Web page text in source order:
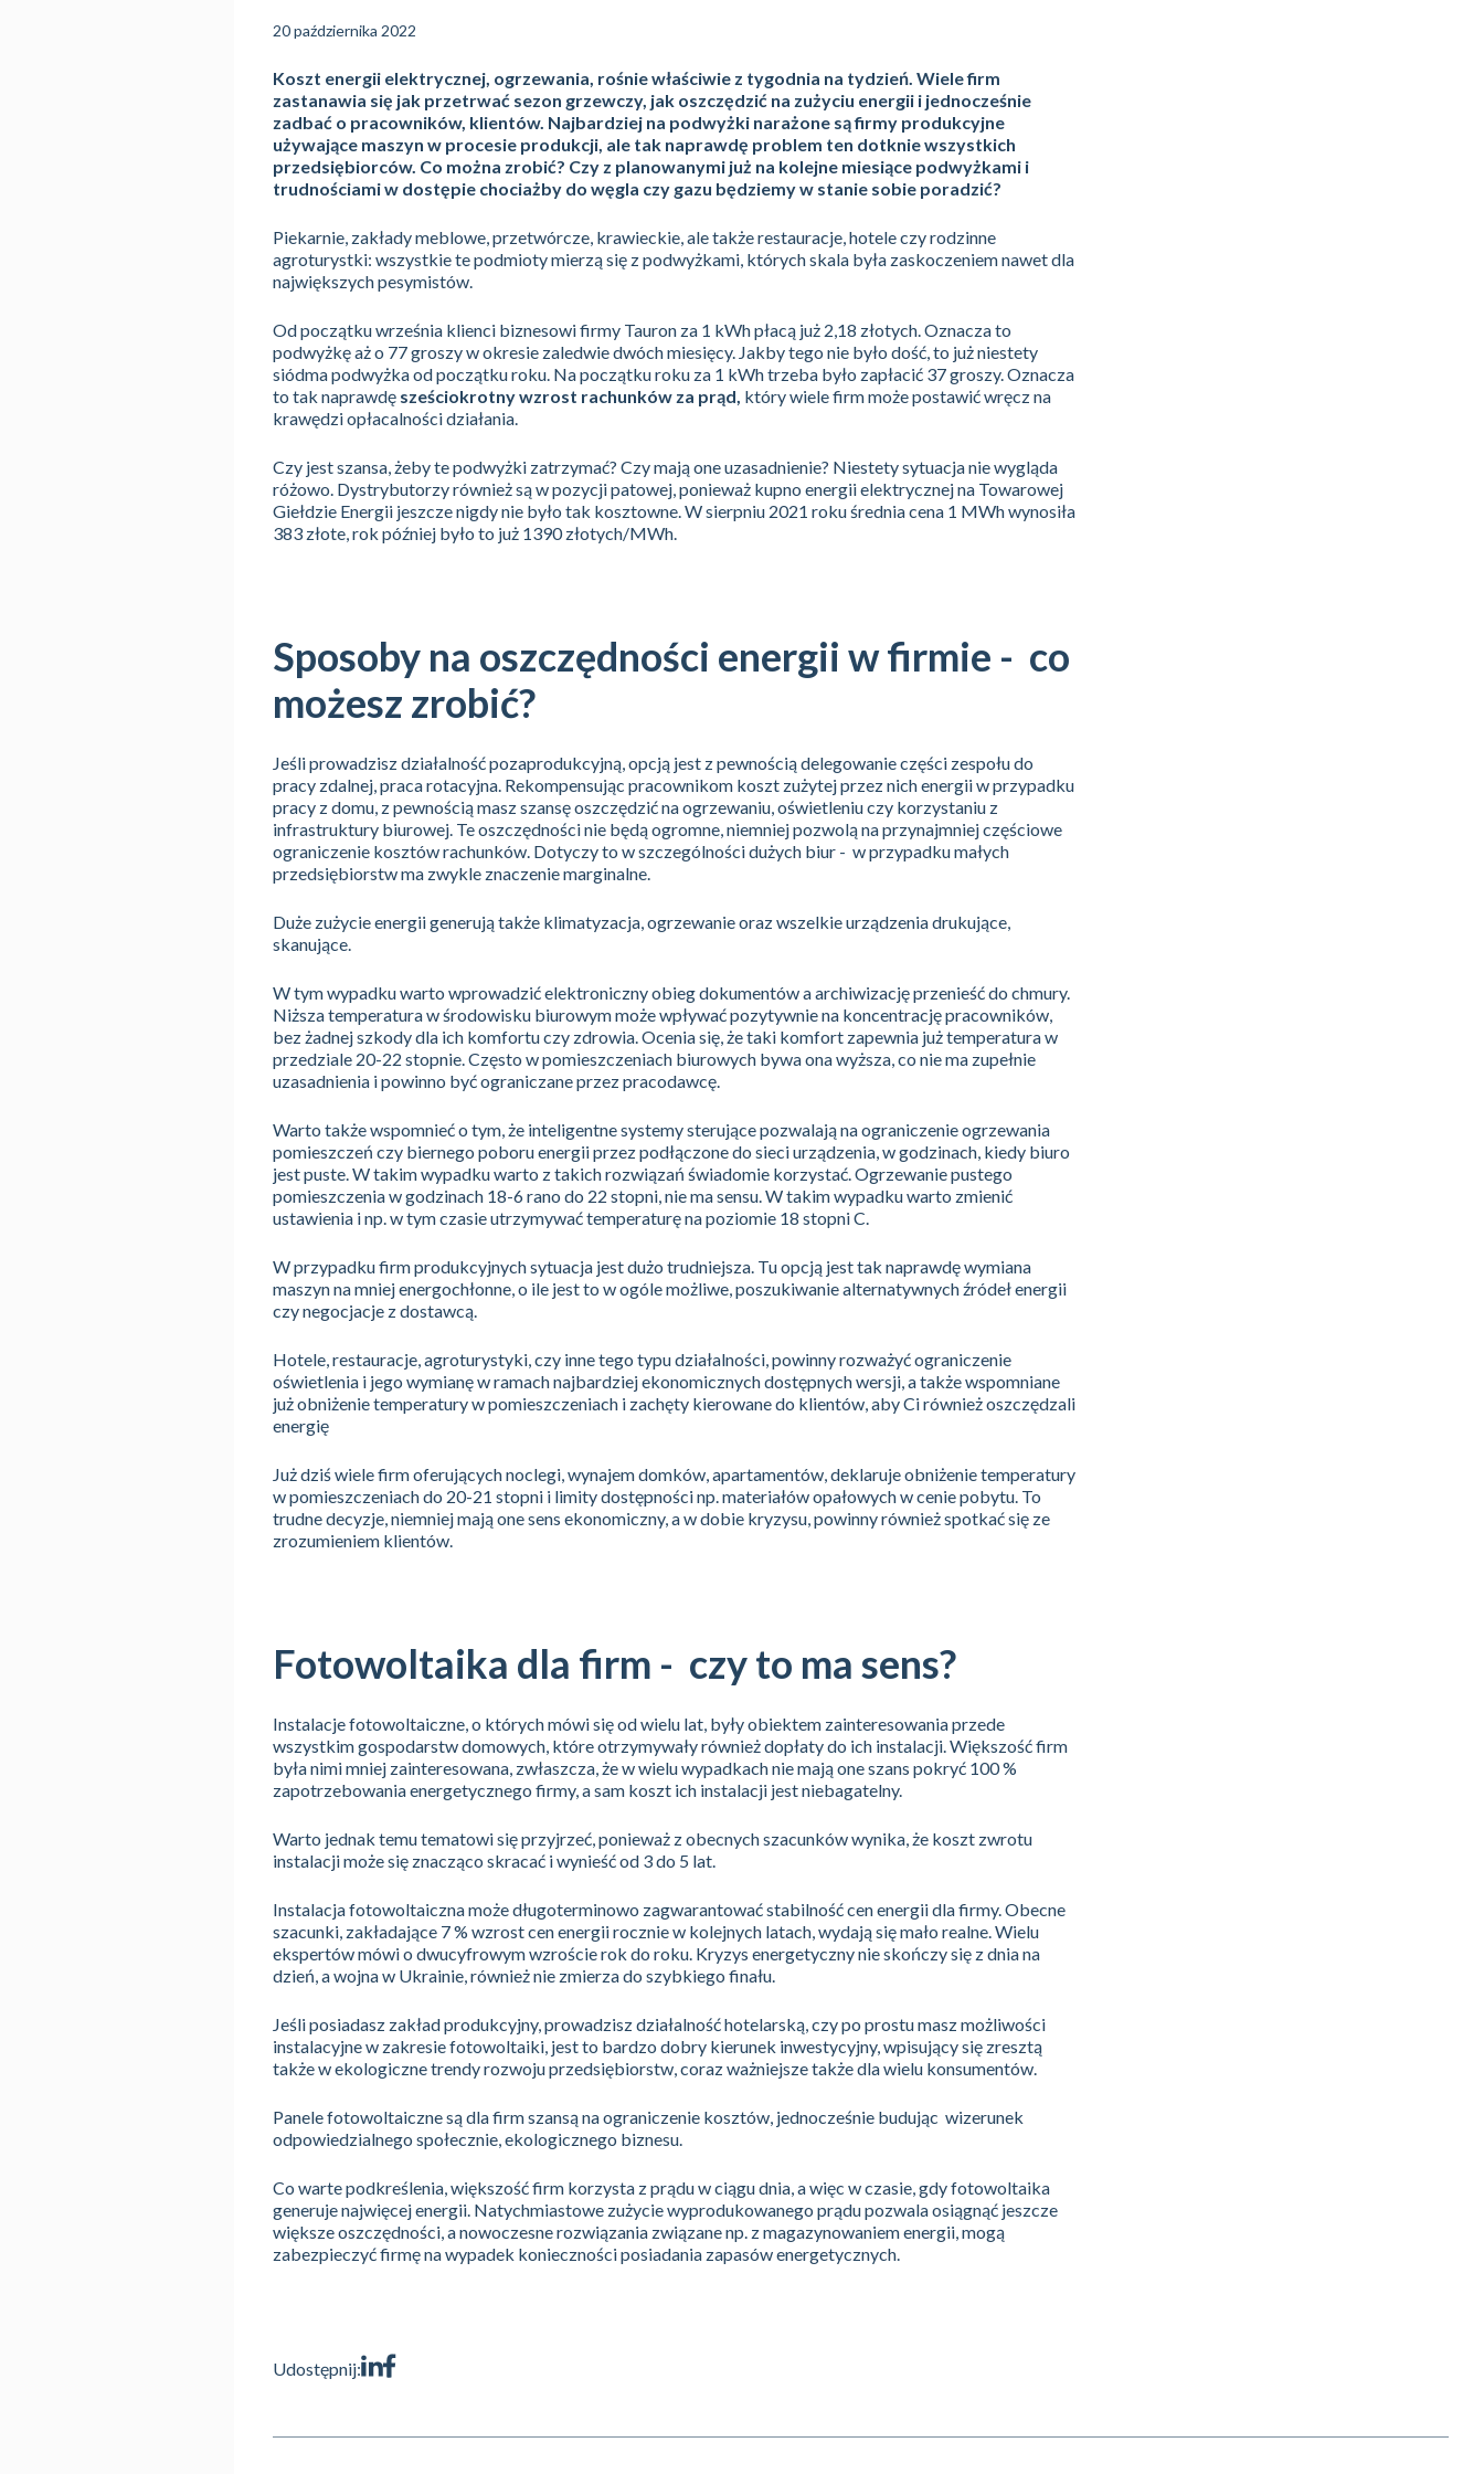
20 października 2022
Koszt energii elektrycznej, ogrzewania, rośnie właściwie z tygodnia na tydzień. Wiele firm
zastanawia się jak przetrwać sezon grzewczy, jak oszczędzić na zużyciu energii i jednocześnie
zadbać o pracowników, klientów. Najbardziej na podwyżki narażone są firmy produkcyjne
używające maszyn w procesie produkcji, ale tak naprawdę problem ten dotknie wszystkich
przedsiębiorców. Co można zrobić? Czy z planowanymi już na kolejne miesiące podwyżkami i
trudnościami w dostępie chociażby do węgla czy gazu będziemy w stanie sobie poradzić?
Piekarnie, zakłady meblowe, przetwórcze, krawieckie, ale także restauracje, hotele czy rodzinne
agroturystki: wszystkie te podmioty mierzą się z podwyżkami, których skala była zaskoczeniem nawet dla
największych pesymistów.
Od początku września klienci biznesowi firmy Tauron za 1 kWh płacą już 2,18 złotych. Oznacza to
podwyżkę aż o 77 groszy w okresie zaledwie dwóch miesięcy. Jakby tego nie było dość, to już niestety
siódma podwyżka od początku roku. Na początku roku za 1 kWh trzeba było zapłacić 37 groszy. Oznacza
to tak naprawdę sześciokrotny wzrost rachunków za prąd, który wiele firm może postawić wręcz na
krawędzi opłacalności działania.
Czy jest szansa, żeby te podwyżki zatrzymać? Czy mają one uzasadnienie? Niestety sytuacja nie wygląda
różowo. Dystrybutorzy również są w pozycji patowej, ponieważ kupno energii elektrycznej na Towarowej
Giełdzie Energii jeszcze nigdy nie było tak kosztowne. W sierpniu 2021 roku średnia cena 1 MWh wynosiła
383 złote, rok później było to już 1390 złotych/MWh.
Sposoby na oszczędności energii w firmie - co
możesz zrobić?
Jeśli prowadzisz działalność pozaprodukcyjną, opcją jest z pewnością delegowanie części zespołu do
pracy zdalnej, praca rotacyjna. Rekompensując pracownikom koszt zużytej przez nich energii w przypadku
pracy z domu, z pewnością masz szansę oszczędzić na ogrzewaniu, oświetleniu czy korzystaniu z
infrastruktury biurowej. Te oszczędności nie będą ogromne, niemniej pozwolą na przynajmniej częściowe
ograniczenie kosztów rachunków. Dotyczy to w szczególności dużych biur - w przypadku małych
przedsiębiorstw ma zwykle znaczenie marginalne.
Duże zużycie energii generują także klimatyzacja, ogrzewanie oraz wszelkie urządzenia drukujące,
skanujące.
W tym wypadku warto wprowadzić elektroniczny obieg dokumentów a archiwizację przenieść do chmury.
Niższa temperatura w środowisku biurowym może wpływać pozytywnie na koncentrację pracowników,
bez żadnej szkody dla ich komfortu czy zdrowia. Ocenia się, że taki komfort zapewnia już temperatura w
przedziale 20-22 stopnie. Często w pomieszczeniach biurowych bywa ona wyższa, co nie ma zupełnie
uzasadnienia i powinno być ograniczane przez pracodawcę.
Warto także wspomnieć o tym, że inteligentne systemy sterujące pozwalają na ograniczenie ogrzewania
pomieszczeń czy biernego poboru energii przez podłączone do sieci urządzenia, w godzinach, kiedy biuro
jest puste. W takim wypadku warto z takich rozwiązań świadomie korzystać. Ogrzewanie pustego
pomieszczenia w godzinach 18-6 rano do 22 stopni, nie ma sensu. W takim wypadku warto zmienić
ustawienia i np. w tym czasie utrzymywać temperaturę na poziomie 18 stopni C.
W przypadku firm produkcyjnych sytuacja jest dużo trudniejsza. Tu opcją jest tak naprawdę wymiana
maszyn na mniej energochłonne, o ile jest to w ogóle możliwe, poszukiwanie alternatywnych źródeł energii
czy negocjacje z dostawcą.
Hotele, restauracje, agroturystyki, czy inne tego typu działalności, powinny rozważyć ograniczenie
oświetlenia i jego wymianę w ramach najbardziej ekonomicznych dostępnych wersji, a także wspomniane
już obniżenie temperatury w pomieszczeniach i zachęty kierowane do klientów, aby Ci również oszczędzali
energię
Już dziś wiele firm oferujących noclegi, wynajem domków, apartamentów, deklaruje obniżenie temperatury
w pomieszczeniach do 20-21 stopni i limity dostępności np. materiałów opałowych w cenie pobytu. To
trudne decyzje, niemniej mają one sens ekonomiczny, a w dobie kryzysu, powinny również spotkać się ze
zrozumieniem klientów.
Fotowoltaika dla firm - czy to ma sens?
Instalacje fotowoltaiczne, o których mówi się od wielu lat, były obiektem zainteresowania przede
wszystkim gospodarstw domowych, które otrzymywały również dopłaty do ich instalacji. Większość firm
była nimi mniej zainteresowana, zwłaszcza, że w wielu wypadkach nie mają one szans pokryć 100 %
zapotrzebowania energetycznego firmy, a sam koszt ich instalacji jest niebagatelny.
Warto jednak temu tematowi się przyjrzeć, ponieważ z obecnych szacunków wynika, że koszt zwrotu
instalacji może się znacząco skracać i wynieść od 3 do 5 lat.
Instalacja fotowoltaiczna może długoterminowo zagwarantować stabilność cen energii dla firmy. Obecne
szacunki, zakładające 7 % wzrost cen energii rocznie w kolejnych latach, wydają się mało realne. Wielu
ekspertów mówi o dwucyfrowym wzroście rok do roku. Kryzys energetyczny nie skończy się z dnia na
dzień, a wojna w Ukrainie, również nie zmierza do szybkiego finału.
Jeśli posiadasz zakład produkcyjny, prowadzisz działalność hotelarską, czy po prostu masz możliwości
instalacyjne w zakresie fotowoltaiki, jest to bardzo dobry kierunek inwestycyjny, wpisujący się zresztą
także w ekologiczne trendy rozwoju przedsiębiorstw, coraz ważniejsze także dla wielu konsumentów.
Panele fotowoltaiczne są dla firm szansą na ograniczenie kosztów, jednocześnie budując wizerunek
odpowiedzialnego społecznie, ekologicznego biznesu.
Co warte podkreślenia, większość firm korzysta z prądu w ciągu dnia, a więc w czasie, gdy fotowoltaika
generuje najwięcej energii. Natychmiastowe zużycie wyprodukowanego prądu pozwala osiągnąć jeszcze
większe oszczędności, a nowoczesne rozwiązania związane np. z magazynowaniem energii, mogą
zabezpieczyć firmę na wypadek konieczności posiadania zapasów energetycznych.
Udostępnij: